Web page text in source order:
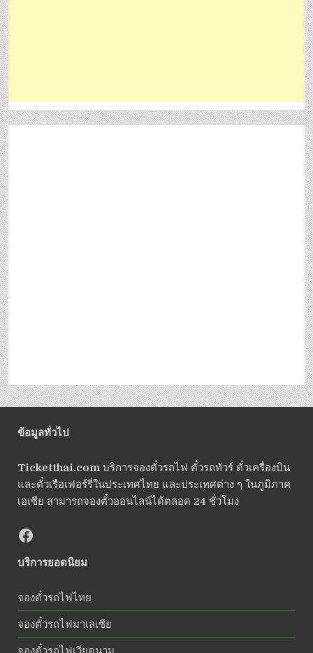
ข้อมูลทั่วไป
Ticketthai.comบริการจองตั๋วรถไฟ ตั๋วรถทัวร์ ตั๋วเครื่องบิน
และตั๋วเรือเฟอร์รี่ในประเทศไทย และประเทศต่าง ๆ ในภูมิภาค
เอเซีย สามารถจองตั๋วออนไลน์ได้ตลอด 24 ชั่วโมง
บริการยอดนิยม
จองตั๋วรถไฟไทย
จองตั๋วรถไฟมาเลเซีย